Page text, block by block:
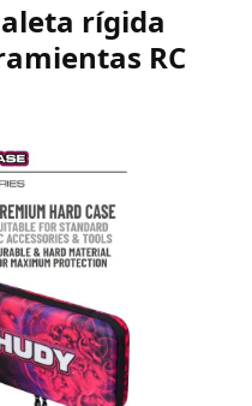
rígida
RC